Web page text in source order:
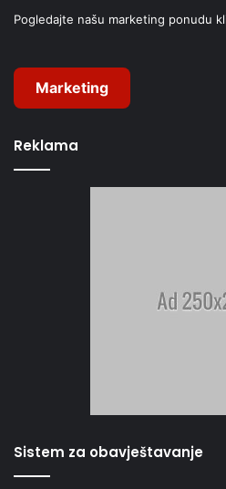
Pogledajte našu marketing ponudu
Marketing
Reklama
Sistem za obavještavanje